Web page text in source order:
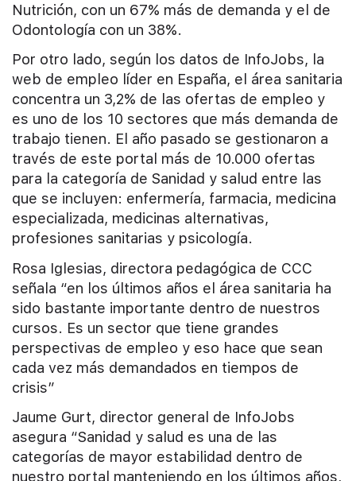
Nutrición, con un 67% más de demanda y el de
Odontología con un 38%.
Por otro lado, según los datos de InfoJobs, la
web de empleo líder en España, el área sanitaria
concentra un 3,2% de las ofertas de empleo y
es uno de los 10 sectores que más demanda de
trabajo tienen. El año pasado se gestionaron a
través de este portal más de 10.000 ofertas
para la categoría de Sanidad y salud entre las
que se incluyen: enfermería, farmacia, medicina
especializada, medicinas alternativas,
profesiones sanitarias y psicología.
Rosa Iglesias, directora pedagógica de CCC
señala “en los últimos años el área sanitaria ha
sido bastante importante dentro de nuestros
cursos. Es un sector que tiene grandes
perspectivas de empleo y eso hace que sean
cada vez más demandados en tiempos de
crisis”
Jaume Gurt, director general de InfoJobs
asegura “Sanidad y salud es una de las
categorías de mayor estabilidad dentro de
nuestro portal manteniendo en los últimos años,